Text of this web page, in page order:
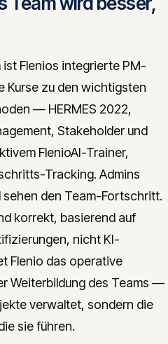
ist Flenios integrierte PM-
Kurse zu den wichtigsten
— HERMES 2022,
Stakeholder und
FlenioAI-Trainer,
Tracking. Admins
den Team-Fortschritt.
korrekt, basierend auf
nicht KI-
Flenio das operative
Weiterbildung des Teams —
verwaltet, sondern die
sie führen.